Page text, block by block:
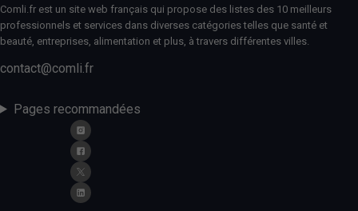
Comli.fr est un site web français qui propose des listes des 10 meilleurs
professionnels et services dans diverses catégories telles que santé et
beauté, entreprises, alimentation et plus, à travers différentes villes.
contact@comli.fr
Pages recommandées